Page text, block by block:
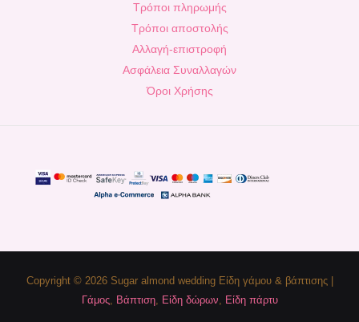
Τρόποι πληρωμής
Τρόποι αποστολής
Αλλαγή-επιστροφή
Ασφάλεια Συναλλαγών
Όροι Χρήσης
Copyright © 2026 Sugar almond wedding Είδη γάμου & βάπτισης |
Γάμος, Βάπτιση, Είδη δώρων, Είδη πάρτυ